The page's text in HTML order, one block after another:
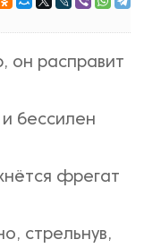
он расправит
бессилен
фрегат
стрельнув,